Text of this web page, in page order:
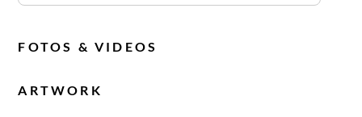
FOTOS & VIDEOS
ARTWORK